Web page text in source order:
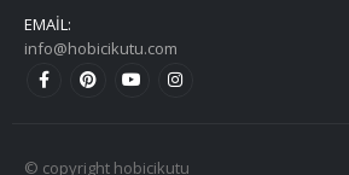
EMAIL:
info@hobicikutu.com
© copyright hobicikutu